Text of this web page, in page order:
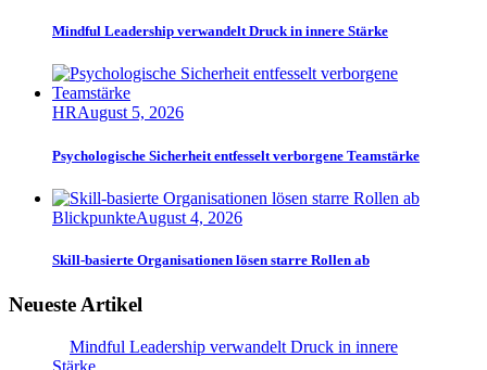
Mindful Leadership verwandelt Druck in innere Stärke
HRAugust 5, 2026
Psychologische Sicherheit entfesselt verborgene Teamstärke
BlickpunkteAugust 4, 2026
Skill-basierte Organisationen lösen starre Rollen ab
Neueste Artikel
Mindful Leadership verwandelt Druck in innere
Stärke